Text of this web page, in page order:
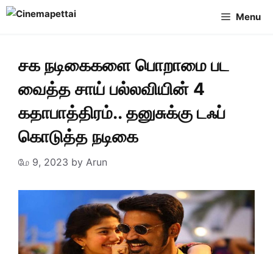
Skip
Menu
சக நடிகைகளை பொறாமை பட
வைத்த சாய் பல்லவியின் 4
கதாபாத்திரம்.. தனுசுக்கு டஃப்
கொடுத்த நடிகை
மே 9, 2023 by Arun